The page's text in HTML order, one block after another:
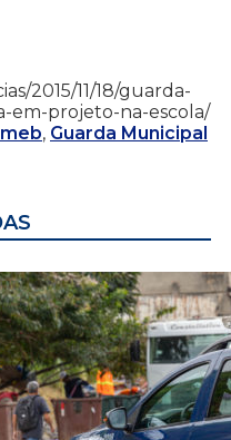
2015/11/18/guarda-
em-projeto-na-escola/
, Guarda Municipal